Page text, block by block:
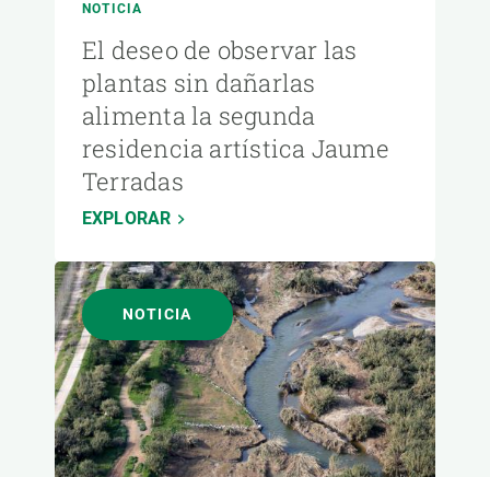
NOTICIA
El deseo de observar las
plantas sin dañarlas
alimenta la segunda
residencia artística Jaume
Terradas
EXPLORAR
NOTICIA